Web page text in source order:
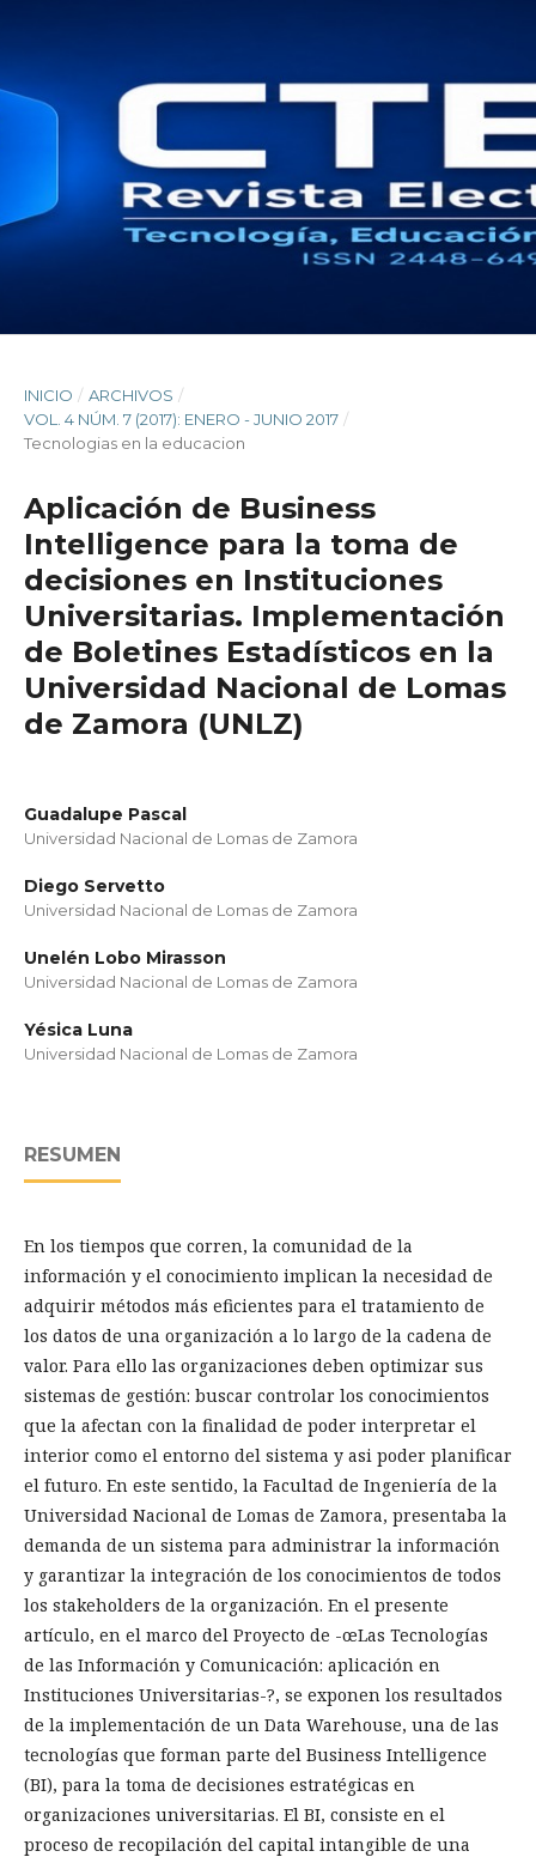
INICIO / ARCHIVOS /
VOL. 4 NÚM. 7 (2017): ENERO - JUNIO 2017 /
Tecnologias en la educacion
Aplicación de Business
Intelligence para la toma de
decisiones en Instituciones
Universitarias. Implementación
de Boletines Estadísticos en la
Universidad Nacional de Lomas
de Zamora (UNLZ)
Guadalupe Pascal
Universidad Nacional de Lomas de Zamora
Diego Servetto
Universidad Nacional de Lomas de Zamora
Unelén Lobo Mirasson
Universidad Nacional de Lomas de Zamora
Yésica Luna
Universidad Nacional de Lomas de Zamora
RESUMEN
En los tiempos que corren, la comunidad de la
información y el conocimiento implican la necesidad de
adquirir métodos más eficientes para el tratamiento de
los datos de una organización a lo largo de la cadena de
valor. Para ello las organizaciones deben optimizar sus
sistemas de gestión: buscar controlar los conocimientos
que la afectan con la finalidad de poder interpretar el
interior como el entorno del sistema y asi poder planificar
el futuro. En este sentido, la Facultad de Ingeniería de la
Universidad Nacional de Lomas de Zamora, presentaba la
demanda de un sistema para administrar la información
y garantizar la integración de los conocimientos de todos
los stakeholders de la organización. En el presente
artículo, en el marco del Proyecto de -œLas Tecnologías
de las Información y Comunicación: aplicación en
Instituciones Universitarias-?, se exponen los resultados
de la implementación de un Data Warehouse, una de las
tecnologías que forman parte del Business Intelligence
(BI), para la toma de decisiones estratégicas en
organizaciones universitarias. El BI, consiste en el
proceso de recopilación del capital intangible de una